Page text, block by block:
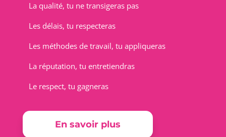
La qualité, tu ne transigeras pas
Les délais, tu respecteras
Les méthodes de travail, tu appliqueras
La réputation, tu entretiendras
Le respect, tu gagneras
En savoir plus